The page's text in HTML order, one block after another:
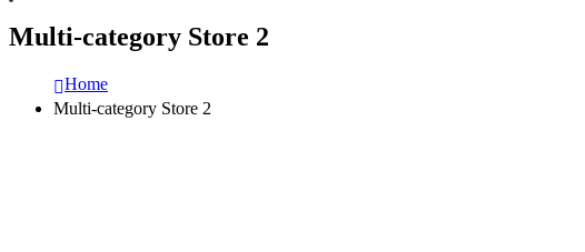
Multi-category Store 2
Home
Multi-category Store 2